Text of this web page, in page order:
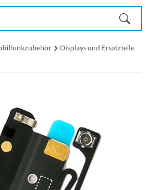
Displays und Ersatzteile